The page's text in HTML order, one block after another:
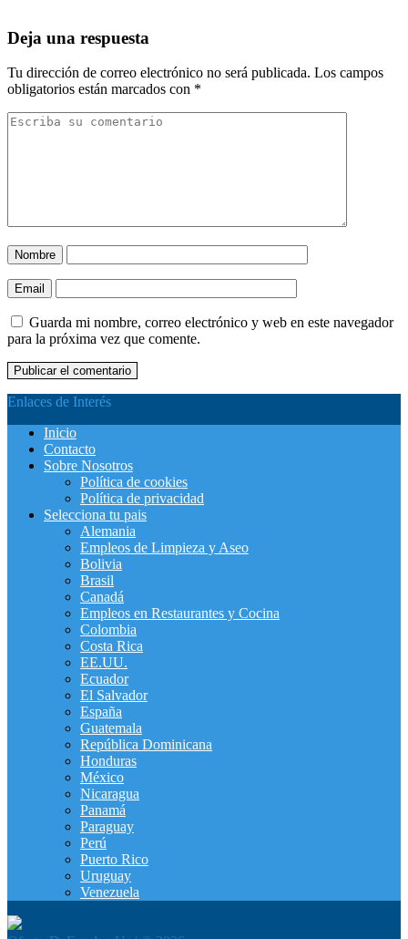
Deja una respuesta
Tu dirección de correo electrónico no será publicada. Los campos
obligatorios están marcados con *
Nombre
Email
Guarda mi nombre, correo electrónico y web en este navegador
para la próxima vez que comente.
Enlaces de Interés
Inicio
Contacto
Sobre Nosotros
Política de cookies
Política de privacidad
Selecciona tu pais
Alemania
Empleos de Limpieza y Aseo
Bolivia
Brasil
Canadá
Empleos en Restaurantes y Cocina
Colombia
Costa Rica
EE.UU.
Ecuador
El Salvador
España
Guatemala
República Dominicana
Honduras
México
Nicaragua
Panamá
Paraguay
Perú
Puerto Rico
Uruguay
Venezuela